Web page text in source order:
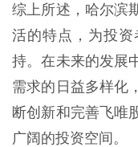
综上所述，哈尔滨
活的特点，为投
持。在未来的发展
需求的日益多样化
断创新和完善飞唯
广阔的投资空间。